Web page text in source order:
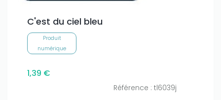
C'est du ciel bleu
Produit
numérique
1,39 €
Référence : tl6039j